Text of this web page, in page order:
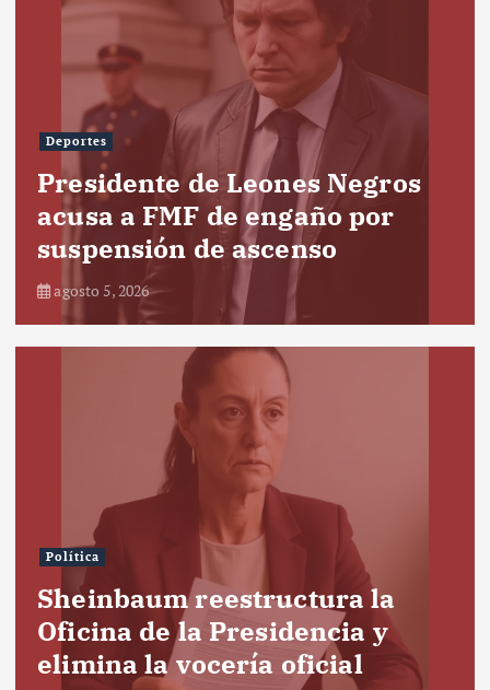
Deportes
Presidente de Leones Negros
acusa a FMF de engaño por
suspensión de ascenso
agosto 5, 2026
Política
Sheinbaum reestructura la
Oficina de la Presidencia y
elimina la vocería oficial